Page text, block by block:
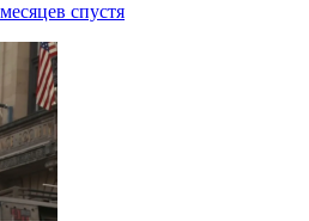
спустя